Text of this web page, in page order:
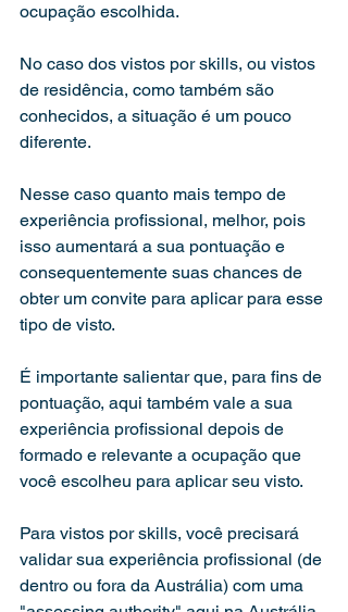
ocupação escolhida.
No caso dos vistos por skills, ou vistos
de residência, como também são
conhecidos, a situação é um pouco
diferente.
Nesse caso quanto mais tempo de
experiência profissional, melhor, pois
isso aumentará a sua pontuação e
consequentemente suas chances de
obter um convite para aplicar para esse
tipo de visto.
É importante salientar que, para fins de
pontuação, aqui também vale a sua
experiência profissional depois de
formado e relevante a ocupação que
você escolheu para aplicar seu visto.
Para vistos por skills, você precisará
validar sua experiência profissional (de
dentro ou fora da Austrália) com uma